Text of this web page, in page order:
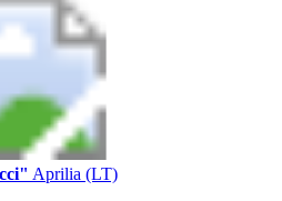
Aprilia (LT)